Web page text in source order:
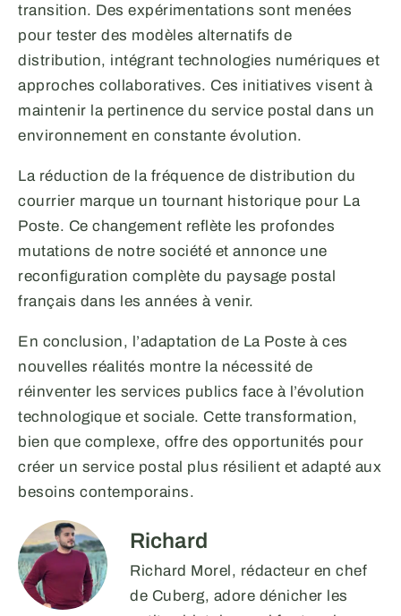
transition. Des expérimentations sont menées
pour tester des modèles alternatifs de
distribution, intégrant technologies numériques et
approches collaboratives. Ces initiatives visent à
maintenir la pertinence du service postal dans un
environnement en constante évolution.
La réduction de la fréquence de distribution du
courrier marque un tournant historique pour La
Poste. Ce changement reflète les profondes
mutations de notre société et annonce une
reconfiguration complète du paysage postal
français dans les années à venir.
En conclusion, l’adaptation de La Poste à ces
nouvelles réalités montre la nécessité de
réinventer les services publics face à l’évolution
technologique et sociale. Cette transformation,
bien que complexe, offre des opportunités pour
créer un service postal plus résilient et adapté aux
besoins contemporains.
Richard
Richard Morel, rédacteur en chef
de Cuberg, adore dénicher les